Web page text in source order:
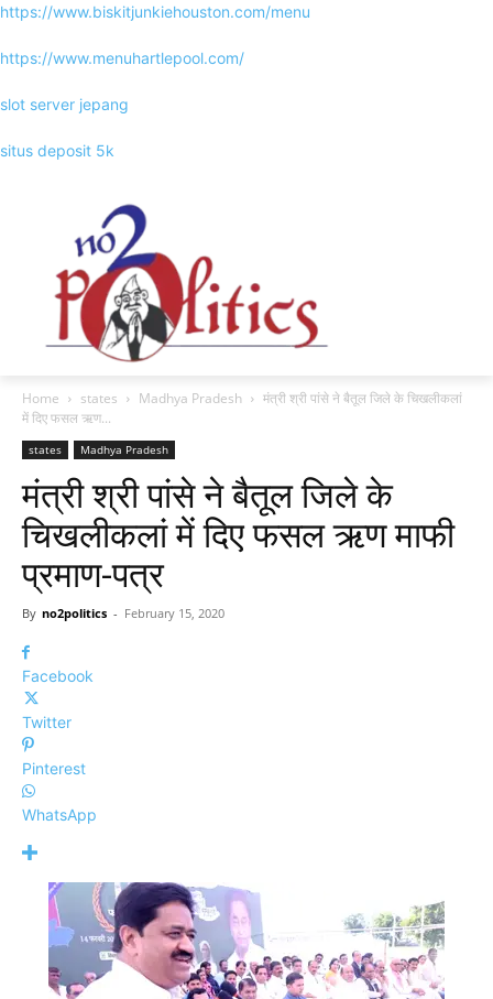
https://www.biskitjunkiehouston.com/menu
https://www.menuhartlepool.com/
slot server jepang
situs deposit 5k
Home states Madhya Pradesh
मंत्री श्री पांसे ने बैतूल जिले के चिखलीकलां
में दिए फसल ऋण...
states Madhya Pradesh
मंत्री श्री पांसे ने बैतूल जिले के
चिखलीकलां में दिए फसल ऋण माफी
प्रमाण-पत्र
By no2politics - February 15, 2020
Facebook
Twitter
Pinterest
WhatsApp